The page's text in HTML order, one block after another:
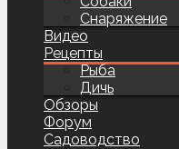
Снаряжение
Видео
Рецепты
Рыба
Дичь
Обзоры
Форум
Садоводство